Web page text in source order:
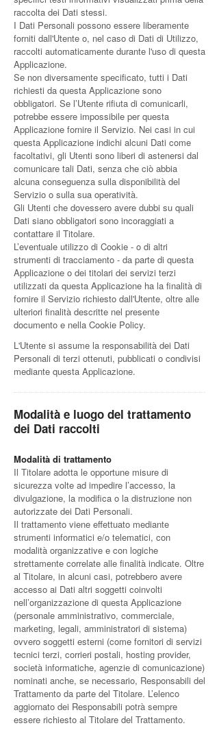
raccolta dei Dati stessi.
I Dati Personali possono essere liberamente
forniti dall'Utente o, nel caso di Dati di Utilizzo,
raccolti automaticamente durante l'uso di questa
Applicazione.
Se non diversamente specificato, tutti i Dati
richiesti da questa Applicazione sono
obbligatori. Se l’Utente rifiuta di comunicarli,
potrebbe essere impossibile per questa
Applicazione fornire il Servizio. Nei casi in cui
questa Applicazione indichi alcuni Dati come
facoltativi, gli Utenti sono liberi di astenersi dal
comunicare tali Dati, senza che ciò abbia
alcuna conseguenza sulla disponibilità del
Servizio o sulla sua operatività.
Gli Utenti che dovessero avere dubbi su quali
Dati siano obbligatori sono incoraggiati a
contattare il Titolare.
L’eventuale utilizzo di Cookie - o di altri
strumenti di tracciamento - da parte di questa
Applicazione o dei titolari dei servizi terzi
utilizzati da questa Applicazione ha la finalità di
fornire il Servizio richiesto dall'Utente, oltre alle
ulteriori finalità descritte nel presente
documento e nella Cookie Policy.
L'Utente si assume la responsabilità dei Dati
Personali di terzi ottenuti, pubblicati o condivisi
mediante questa Applicazione.
Modalità e luogo del trattamento
dei Dati raccolti
Modalità di trattamento
Il Titolare adotta le opportune misure di
sicurezza volte ad impedire l’accesso, la
divulgazione, la modifica o la distruzione non
autorizzate dei Dati Personali.
Il trattamento viene effettuato mediante
strumenti informatici e/o telematici, con
modalità organizzative e con logiche
strettamente correlate alle finalità indicate. Oltre
al Titolare, in alcuni casi, potrebbero avere
accesso ai Dati altri soggetti coinvolti
nell’organizzazione di questa Applicazione
(personale amministrativo, commerciale,
marketing, legali, amministratori di sistema)
ovvero soggetti esterni (come fornitori di servizi
tecnici terzi, corrieri postali, hosting provider,
società informatiche, agenzie di comunicazione)
nominati anche, se necessario, Responsabili del
Trattamento da parte del Titolare. L’elenco
aggiornato dei Responsabili potrà sempre
essere richiesto al Titolare del Trattamento.